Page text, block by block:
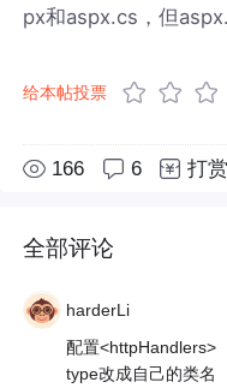
px和aspx.cs，但
给本帖投票
166 6 打赏
全部评论
harderLi
配置<httpHandlers>
type改成自己的类名